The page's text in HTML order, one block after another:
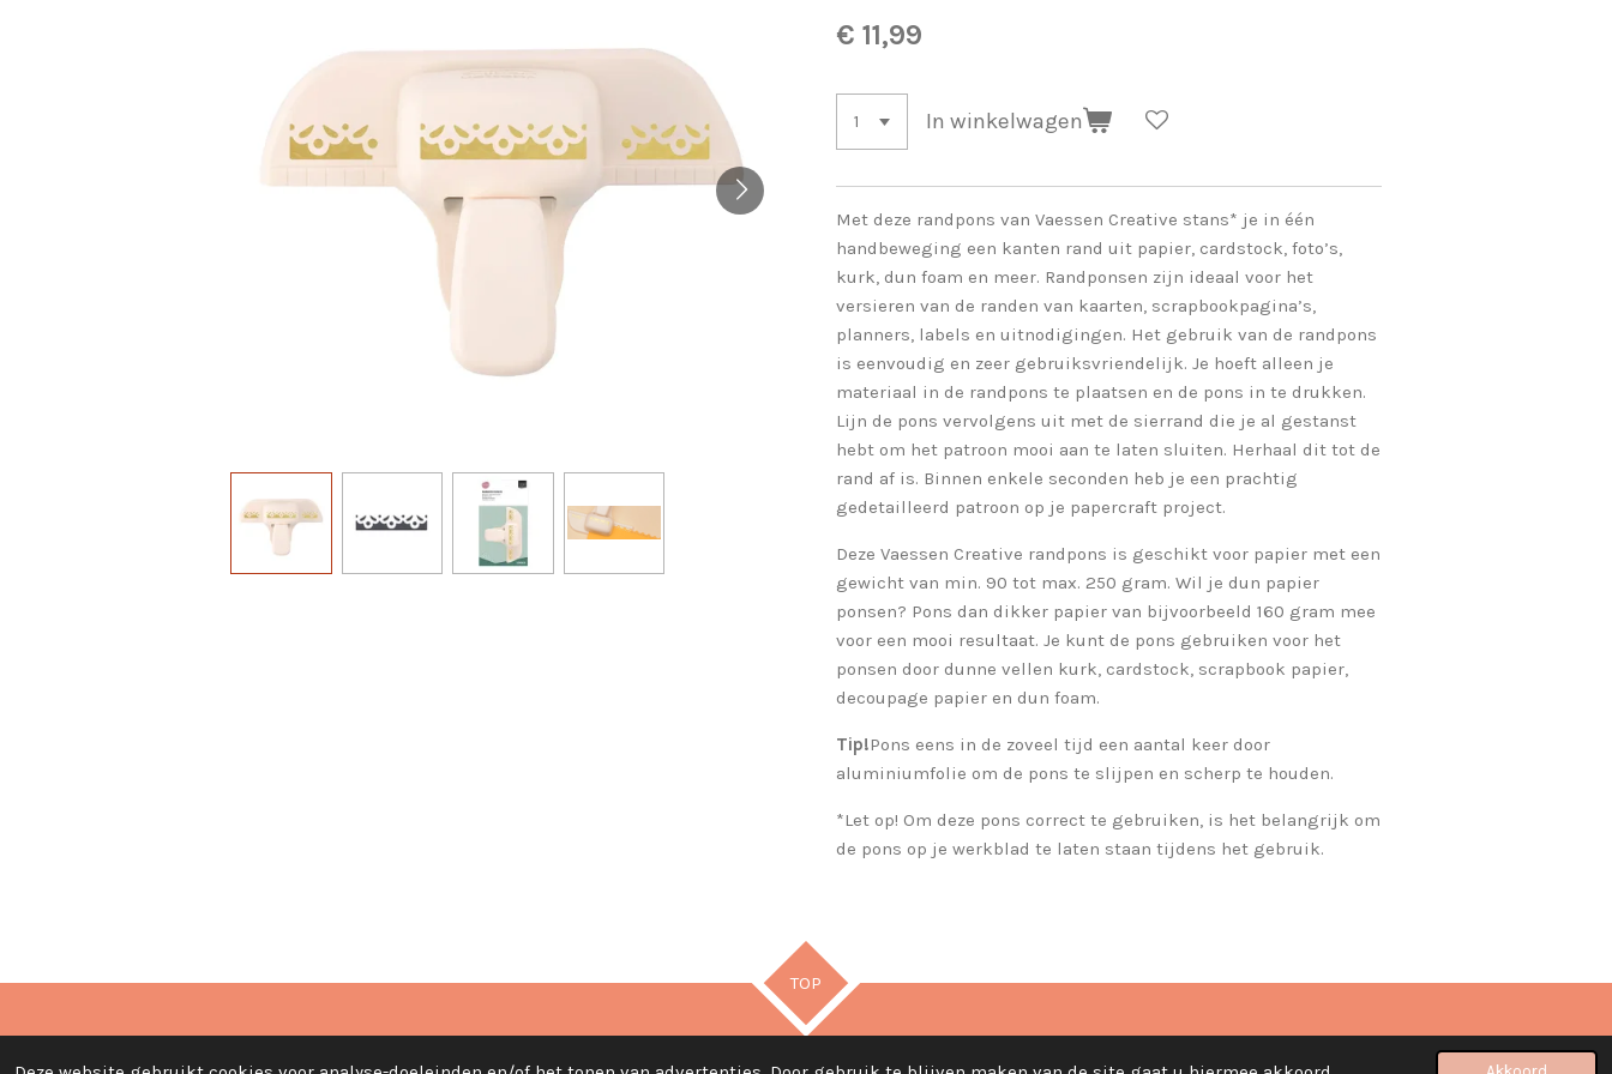
€ 11,99
In winkelwagen
Met deze randpons van Vaessen Creative stans* je in één
handbeweging een kanten rand uit papier, cardstock, foto’s,
kurk, dun foam en meer. Randponsen zijn ideaal voor het
versieren van de randen van kaarten, scrapbookpagina’s,
planners, labels en uitnodigingen. Het gebruik van de randpons
is eenvoudig en zeer gebruiksvriendelijk. Je hoeft alleen je
materiaal in de randpons te plaatsen en de pons in te drukken.
Lijn de pons vervolgens uit met de sierrand die je al gestanst
hebt om het patroon mooi aan te laten sluiten. Herhaal dit tot de
rand af is. Binnen enkele seconden heb je een prachtig
gedetailleerd patroon op je papercraft project.
Deze Vaessen Creative randpons is geschikt voor papier met een
gewicht van min. 90 tot max. 250 gram. Wil je dun papier
ponsen? Pons dan dikker papier van bijvoorbeeld 160 gram mee
voor een mooi resultaat. Je kunt de pons gebruiken voor het
ponsen door dunne vellen kurk, cardstock, scrapbook papier,
decoupage papier en dun foam.
Tip!Pons eens in de zoveel tijd een aantal keer door
aluminiumfolie om de pons te slijpen en scherp te houden.
*Let op! Om deze pons correct te gebruiken, is het belangrijk om
de pons op je werkblad te laten staan tijdens het gebruik.
TOP